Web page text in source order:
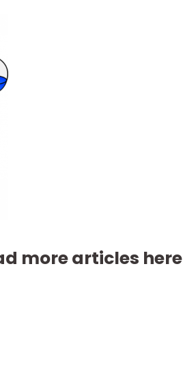
more articles here